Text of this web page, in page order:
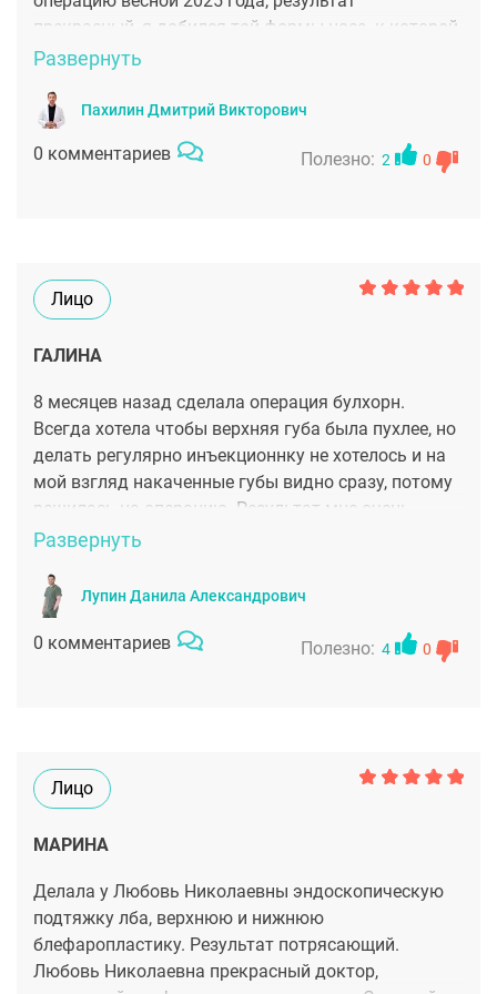
есть только ассистенты, которые ему помогают во
время операции и подают инструменты! Пойду
фамилия его -Якимец.
прекрасный, я добился той формы носа, к которой
стремился можно сказать всю жизнь.
Развернуть
Пахилин Дмитрий Викторович
0 комментариев Полезно: 2 0
Лицо
ГАЛИНА
8 месяцев назад сделала операция булхорн.
Всегда хотела чтобы верхняя губа была пухлее, но
делать регулярно инъекционнку не хотелось и на
мой взгляд накаченные губы видно сразу, потому
решилась на операцию. Результат мне очень
нравится, получилась красиво приподнятая
совсем незаметный. Я довольна! Спасибо Даниле
Александровичу
Развернуть
Лупин Данила Александрович
0 комментариев Полезно: 4 0
Лицо
МАРИНА
Делала у Любовь Николаевны эндоскопическую
подтяжку лба, верхнюю и нижнюю
блефаропластику. Результат потрясающий.
Любовь Николаевна прекрасный доктор,